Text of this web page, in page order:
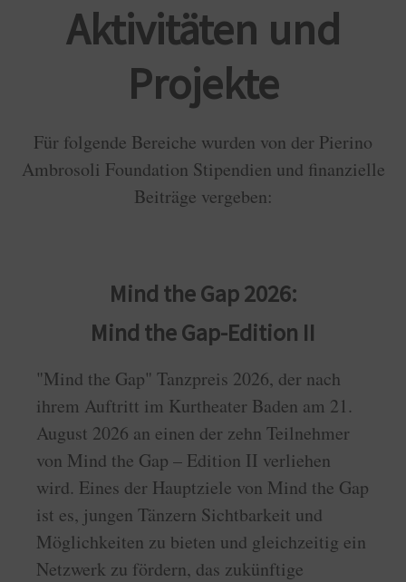
Aktivitäten und
Projekte
Für folgende Bereiche wurden von der Pierino
Ambrosoli Foundation Stipendien und finanzielle
Beiträge vergeben:
Mind the Gap 2026:
Mind the Gap-Edition II
"Mind the Gap" Tanzpreis 2026, der nach
ihrem Auftritt im Kurtheater Baden am 21.
August 2026 an einen der zehn Teilnehmer
von Mind the Gap – Edition II verliehen
wird. Eines der Hauptziele von Mind the Gap
ist es, jungen Tänzern Sichtbarkeit und
Möglichkeiten zu bieten und gleichzeitig ein
Netzwerk zu fördern, das zukünftige